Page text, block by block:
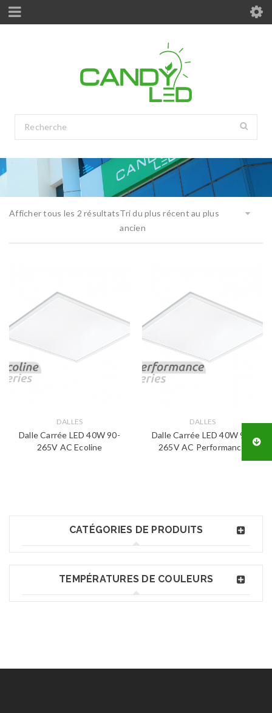
CATÉGORIES DE PRODUITS
TEMPÉRATURES DE COULEURS
Afficher tous les 2 résultatsTri du plus récent au plus
ancien
DALLES
Dalle Carrée LED 40W 90-
265V AC Ecoline
DALLES
Dalle Carrée LED 40W 90-
265V AC Performance